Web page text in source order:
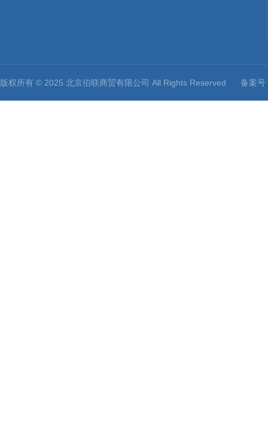
版权所有 © 2025 北京伯联商贸有限公司 All Rights Reserved 备案号